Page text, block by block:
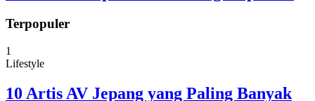
Terpopuler
1
Lifestyle
10 Artis AV Jepang yang Paling Banyak